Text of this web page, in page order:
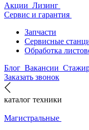
Акции Лизинг
Сервис и гарантия
Запчасти
Сервисные
Обработка
Блог Вакансии
Заказать звонок
каталог техники
Магистральные